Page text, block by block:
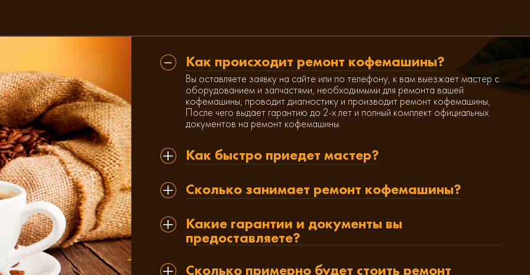
Как происходит ремонт кофемашины?
Вы оставляете заявку на сайте или по телефону, к вам выезжает мастер с
оборудованием и запчастями, необходимыми для ремонта вашей
кофемашины, проводит диагностику и производит ремонт кофемашины,
После чего выдает гарантию до 2-х лет и полный комплект официальных
документов на ремонт кофемашины.
Как быстро приедет мастер?
Сколько занимает ремонт кофемашины?
Какие гарантии и документы вы
предоставляете?
Сколько примерно будет стоить ремонт